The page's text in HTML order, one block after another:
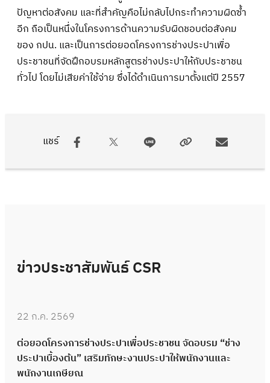
แชร์
ปัญหาต่อสังคม และที่สำคัญคือไม่กลับไปกระทำความผิดซ้ำ
อีก ถือเป็นหนึ่งในโครงการด้านความรับผิดชอบต่อสังคม
ของ กปน. และเป็นการต่อยอดโครงการช่างประปาเพื่อ
ประชาชนที่จัดฝึกอบรมหลักสูตรช่างประปาให้กับประชาชน
ทั่วไป โดยไม่เสียค่าใช้จ่าย ซึ่งได้ดำเนินการมาตั้งแต่ปี 2557
ข่าวประชาสัมพันธ์ CSR
22 ก.ค. 2569
ต่อยอดโครงการช่างประปาเพื่อประชาชน จัดอบรม “ช่าง
ประปาเบื้องต้น” เสริมทักษะงานประปาให้พนักงานและ
พนักงานเกษียณ